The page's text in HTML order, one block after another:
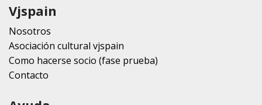
Vjspain
Nosotros
Asociación cultural vjspain
Como hacerse socio (fase prueba)
Contacto